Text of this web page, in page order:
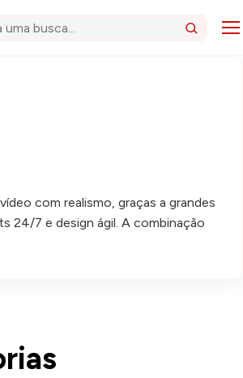
com realismo, graças a grandes
24/7 e design ágil. A combinação